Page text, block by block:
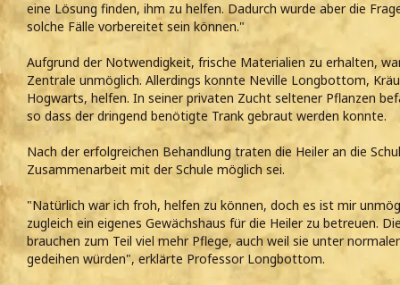
eine Lösung finden, ihm zu helfen. Dadurch wurde aber die
solche Fälle vorbereitet sein können."
Aufgrund der Notwendigkeit, frische Materialien zu erhalten,
Zentrale unmöglich. Allerdings konnte Neville Longbottom,
Hogwarts, helfen. In seiner privaten Zucht seltener Pflanzen
so dass der dringend benötigte Trank gebraut werden konnte.
Nach der erfolgreichen Behandlung traten die Heiler an die
Zusammenarbeit mit der Schule möglich sei.
"Natürlich war ich froh, helfen zu können, doch es ist mir
zugleich ein eigenes Gewächshaus für die Heiler zu betreuen.
brauchen zum Teil viel mehr Pflege, auch weil sie unter
gedeihen würden", erklärte Professor Longbottom.